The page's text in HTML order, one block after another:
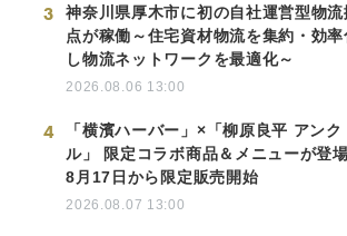
3
神奈川県厚木市に初の自社運営型物流
点が稼働～住宅資材物流を集約・効率
し物流ネットワークを最適化～
2026.08.06 13:00
4
「横濱ハーバー」×「柳原良平 アンク
ル」 限定コラボ商品＆メニューが登
8月17日から限定販売開始
2026.08.07 13:00